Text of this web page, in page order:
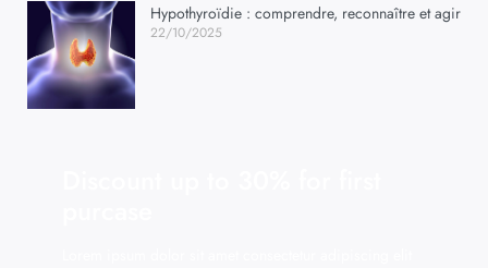
Hypothyroïdie : comprendre, reconnaître et agir
22/10/2025